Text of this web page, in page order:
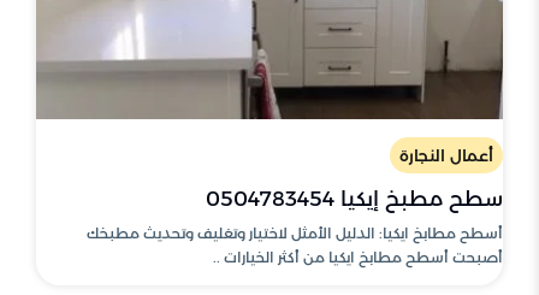
أعمال النجارة
سطح مطبخ إيكيا 0504783454
أسطح مطابخ ايكيا: الدليل الأمثل لاختيار وتغليف وتحديث مطبخك
أصبحت أسطح مطابخ ايكيا من أكثر الخيارات ..